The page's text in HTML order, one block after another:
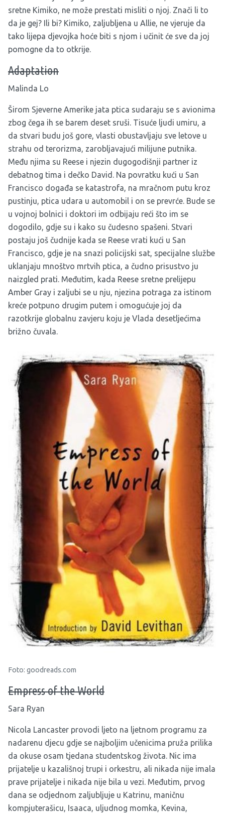
sretne Kimiko, ne može prestati misliti o njoj. Znači li to
da je gej? Ili bi? Kimiko, zaljubljena u Allie, ne vjeruje da
tako lijepa djevojka hoće biti s njom i učinit će sve da joj
pomogne da to otkrije.
Adaptation
Malinda Lo
Širom Sjeverne Amerike jata ptica sudaraju se s avionima
zbog čega ih se barem deset sruši. Tisuće ljudi umiru, a
da stvari budu još gore, vlasti obustavljaju sve letove u
strahu od terorizma, zarobljavajući milijune putnika.
Među njima su Reese i njezin dugogodišnji partner iz
debatnog tima i dečko David. Na povratku kući u San
Francisco događa se katastrofa, na mračnom putu kroz
pustinju, ptica udara u automobil i on se prevrće. Bude se
u vojnoj bolnici i doktori im odbijaju reći što im se
dogodilo, gdje su i kako su čudesno spašeni. Stvari
postaju još čudnije kada se Reese vrati kući u San
Francisco, gdje je na snazi policijski sat, specijalne službe
uklanjaju mnoštvo mrtvih ptica, a čudno prisustvo ju
naizgled prati. Međutim, kada Reese sretne prelijepu
Amber Gray i zaljubi se u nju, njezina potraga za istinom
kreće potpuno drugim putem i omogućuje joj da
razotkrije globalnu zavjeru koju je Vlada desetljećima
brižno čuvala.
Foto: goodreads.com
Empress of the World
Sara Ryan
Nicola Lancaster provodi ljeto na ljetnom programu za
nadarenu djecu gdje se najboljim učenicima pruža prilika
da okuse osam tjedana studentskog života. Nic ima
prijatelje u kazališnoj trupi i orkestru, ali nikada nije imala
prave prijatelje i nikada nije bila u vezi. Međutim, prvog
dana se odjednom zaljubljuje u Katrinu, maničnu
kompjuterašicu, Isaaca, uljudnog momka, Kevina,